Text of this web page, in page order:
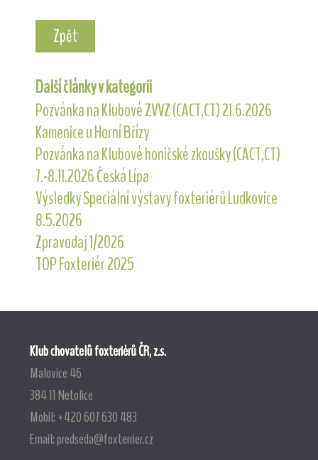
Zpět
Další články v kategorii
Pozvánka na Klubové ZVVZ (CACT,CT) 21.6.2026
Kamenice u Horní Břízy
Pozvánka na Klubové honičské zkoušky (CACT,CT)
7.-8.11.2026 Česká Lípa
Výsledky Speciální výstavy foxteriérů Ludkovice
8.5.2026
Zpravodaj 1/2026
TOP Foxteriér 2025
Klub chovatelů foxteriérů ČR, z.s.
Malovice 46
384 11 Netolice
Mobil: +420 607 630 483
Email:predseda@foxterrier.cz